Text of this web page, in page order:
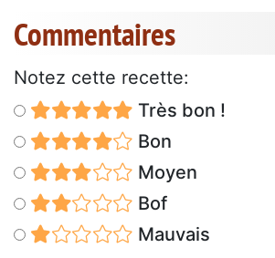
Commentaires
Notez cette recette:
Très bon !
Bon
Moyen
Bof
Mauvais